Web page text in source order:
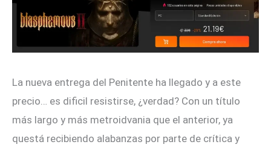
La nueva entrega del Penitente ha llegado y a este
precio… es dificil resistirse, ¿verdad? Con un título
más largo y más metroidvania que el anterior, ya
questá recibiendo alabanzas por parte de crítica y